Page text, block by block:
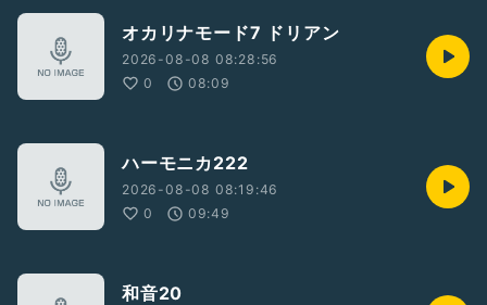
オカリナモード7 ドリアン
2026-08-08 08:28:56
0
08:09
ハーモニカ222
2026-08-08 08:19:46
0
09:49
和音20